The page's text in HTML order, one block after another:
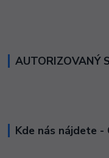
AUTORIZOVANÝ
Kde nás nájdete -